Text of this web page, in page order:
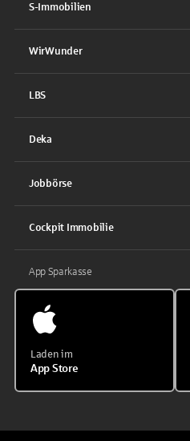
S-Immobilien
WirWunder
LBS
Deka
Jobbörse
Cockpit Immobilie
App Sparkasse
Laden im
App Store